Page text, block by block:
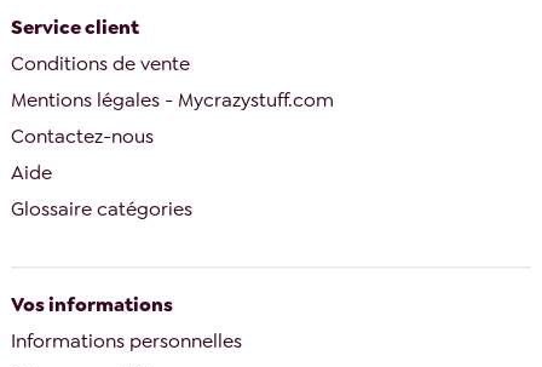
Service client
Conditions de vente
Mentions légales - Mycrazystuff.com
Contactez-nous
Aide
Glossaire catégories
Vos informations
Informations personnelles